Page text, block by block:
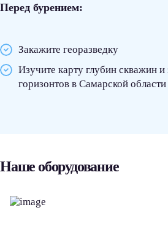
Перед бурением:
Закажите георазведку
Изучите карту глубин скважин
горизонтов в Самарской области
Наше оборудование